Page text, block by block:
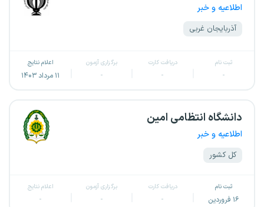
اطلاعیه و خبر
آذربایجان غربی
ثبت نام
-
دریافت کارت
-
برگزاری آزمون
-
اعلام نتایج
۱۱ مرداد ۱۴۰۳
دانشگاه انتظامی امین
اطلاعیه و خبر
کل کشور
ثبت نام
۱۶ فروردین
دریافت کارت
-
برگزاری آزمون
-
اعلام نتایج
-